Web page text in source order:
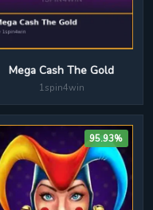
Mega Cash The Gold
1spin4win
95.93%